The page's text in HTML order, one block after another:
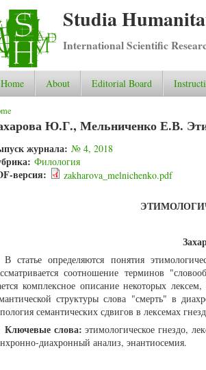
Studia
International Scientific
Home About Editorial Board
are here
Ю.Г., Мельниченко Е.В.
журнала: № 4, 2018
Филология
версия: zakharova_melnichenko.pdf
В статье определяются понятия
соотношение терминов
комплексное описание некоторых
структуры слова "смерть" в
семантических сдвигов в лексемах
Ключевые слова: этимологическое гнездо,
диахронный анализ, энантиосемия.